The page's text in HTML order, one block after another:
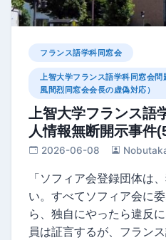
フランス語学科同窓会
上智大学フランス語学科同窓会
風間烈同窓会会長の虚偽対応）
上智大学フランス語
人情報無断開示事件
2026-06-08
「ソフィア会登録団体は
い。すべてソフィア会に
ら、独自にやったら違反
員は証言するが、フラン